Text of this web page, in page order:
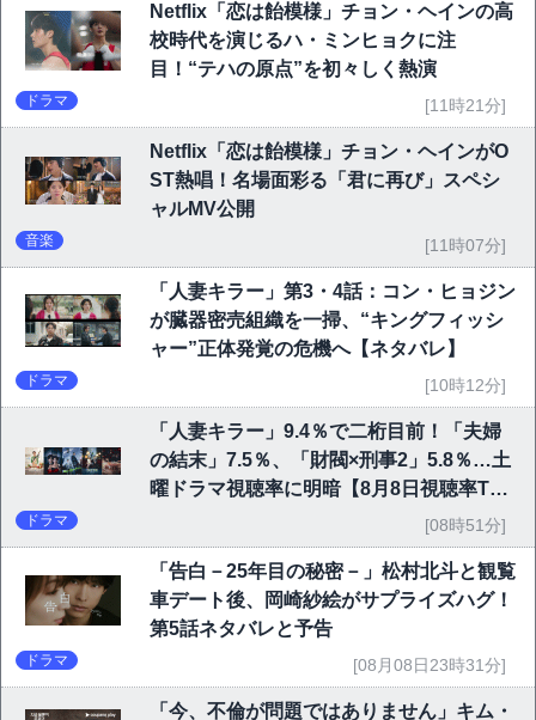
Netflix「恋は飴模様」チョン・ヘインの高
校時代を演じるハ・ミンヒョクに注
目！“テハの原点”を初々しく熱演
ドラマ [11時21分]
Netflix「恋は飴模様」チョン・ヘインがO
ST熱唱！名場面彩る「君に再び」スペシ
ャルMV公開
音楽 [11時07分]
「人妻キラー」第3・4話：コン・ヒョジン
が臓器密売組織を一掃、“キングフィッシ
ャー”正体発覚の危機へ【ネタバレ】
ドラマ [10時12分]
「人妻キラー」9.4％で二桁目前！「夫婦
の結末」7.5％、「財閥×刑事2」5.8％…土
曜ドラマ視聴率に明暗【8月8日視聴率TO
ドラマ [08時51分]
「告白－25年目の秘密－」松村北斗と観覧
車デート後、岡崎紗絵がサプライズハグ！
第5話ネタバレと予告
ドラマ [08月08日23時31分]
「今、不倫が問題ではありません」キム・